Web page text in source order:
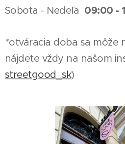
Sobota - Nedeľa 09:00 -
*otváracia doba sa môže
nájdete vždy na našom
streetgood_sk)